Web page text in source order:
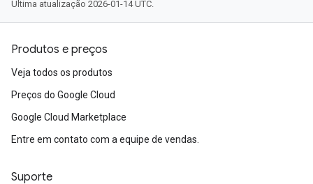
Última atualização 2026-01-14 UTC.
Produtos e preços
Veja todos os produtos
Preços do Google Cloud
Google Cloud Marketplace
Entre em contato com a equipe de vendas.
Suporte